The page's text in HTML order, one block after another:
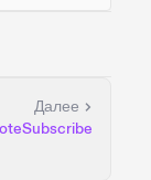
Далее